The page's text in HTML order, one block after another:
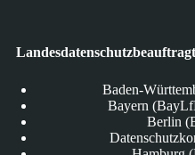
Baden-
Bayern
Berlin